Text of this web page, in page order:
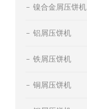
镍合金屑压饼机
铝屑压饼机
铁屑压饼机
铜屑压饼机